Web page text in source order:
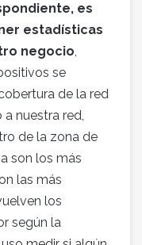
es
estadísticas
negocio,
se
de la red
nuestra red,
de la zona de
son los más
las más
los
según la